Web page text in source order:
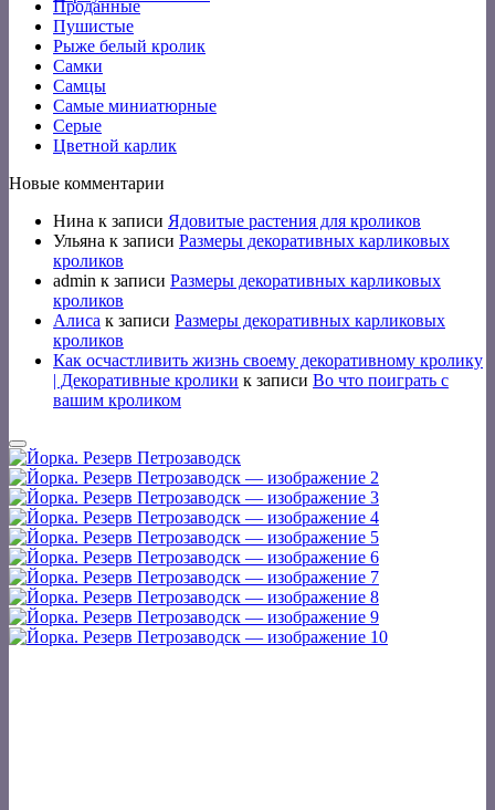
Проданные
Пушистые
Рыже белый кролик
Самки
Самцы
Самые миниатюрные
Серые
Цветной карлик
Новые комментарии
Нина к записи Ядовитые растения для кроликов
Ульяна к записи Размеры декоративных карликовых
кроликов
admin к записи Размеры декоративных карликовых
кроликов
Алиса к записи Размеры декоративных карликовых
кроликов
Как осчастливить жизнь своему декоративному кролику
| Декоративные кролики к записи Во что поиграть с
вашим кроликом